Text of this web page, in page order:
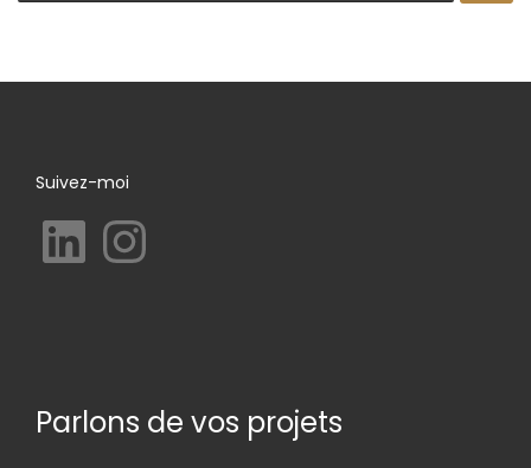
Suivez-moi
LinkedIn Instagram
Parlons de vos projets